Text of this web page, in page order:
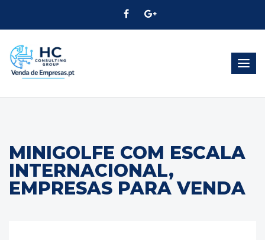
MINIGOLFE COM ESCALA
INTERNACIONAL,
EMPRESAS PARA VENDA